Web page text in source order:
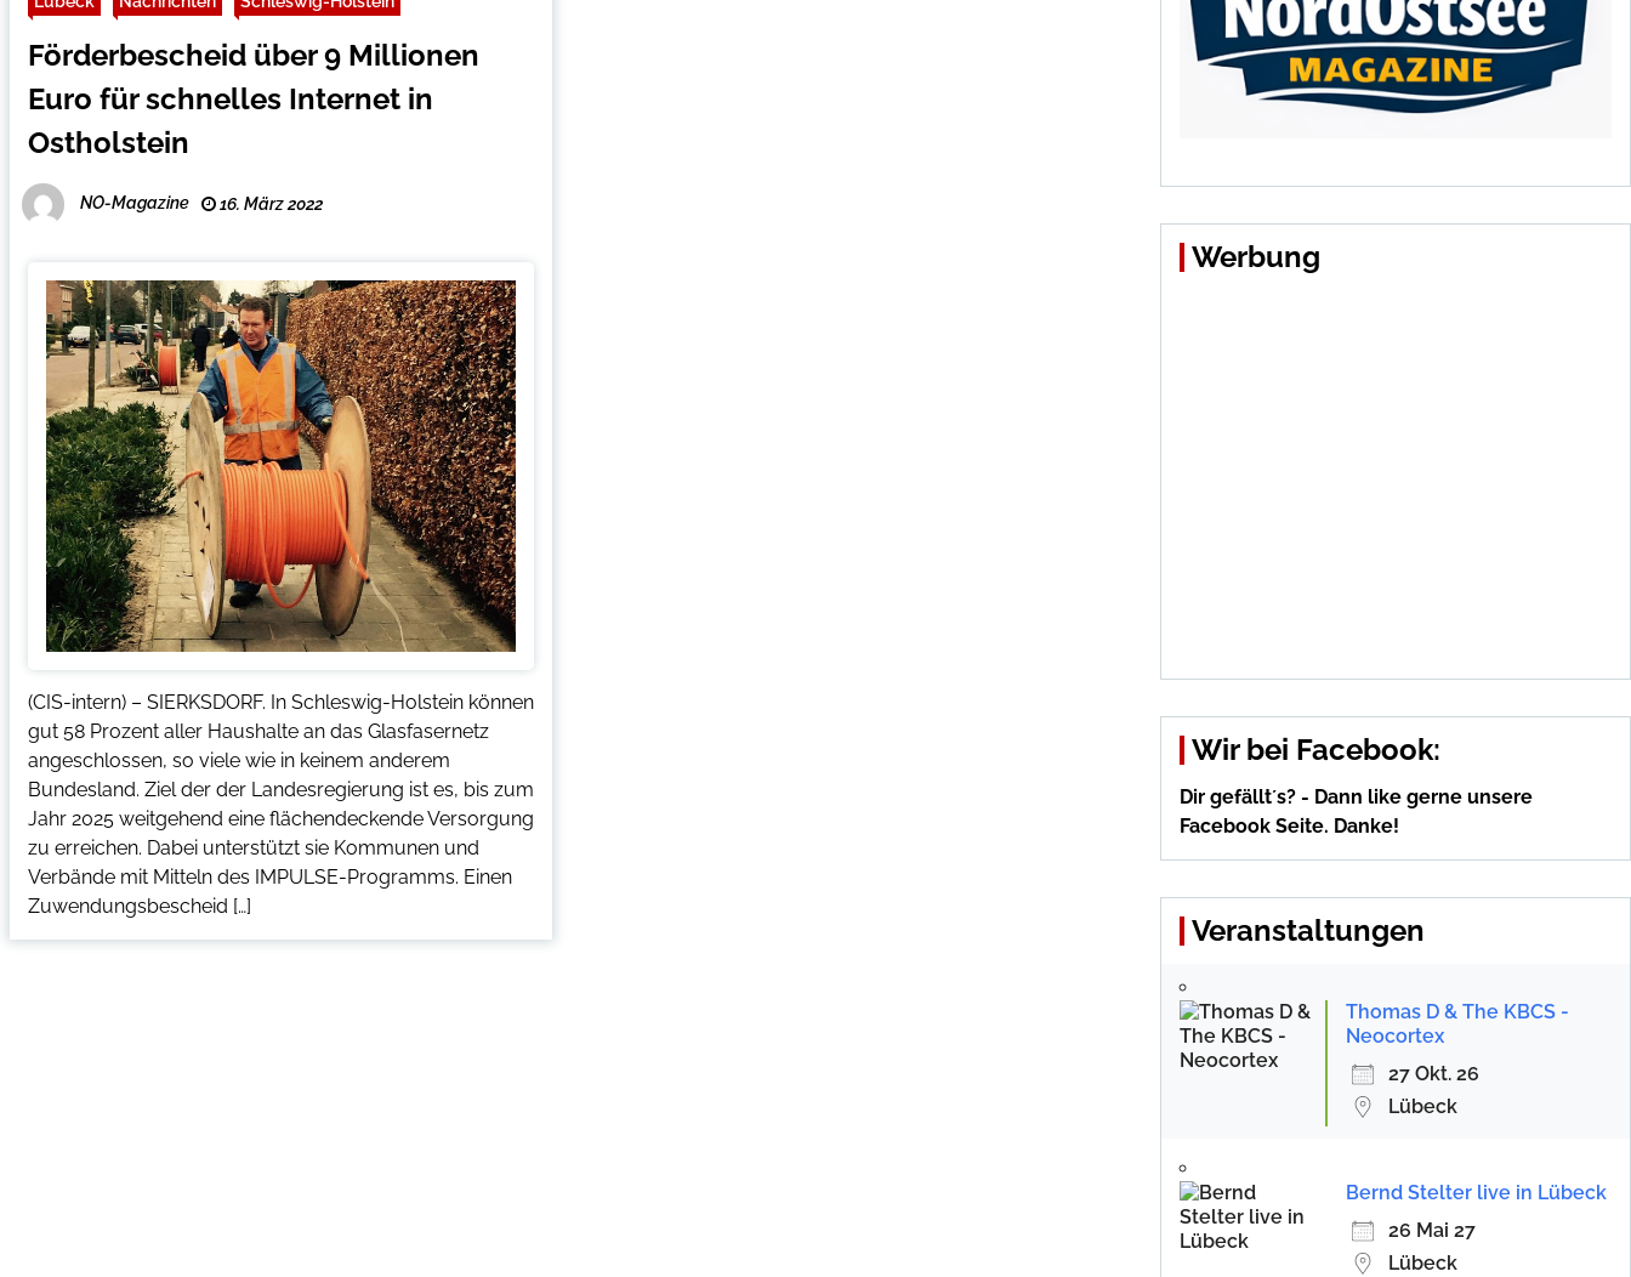
Förderbescheid über 9 Millionen
Euro für schnelles Internet in
Ostholstein
NO-Magazine 16. März 2022
(CIS-intern) – SIERKSDORF. In Schleswig-Holstein können
gut 58 Prozent aller Haushalte an das Glasfasernetz
angeschlossen, so viele wie in keinem anderem
Bundesland. Ziel der der Landesregierung ist es, bis zum
Jahr 2025 weitgehend eine flächendeckende Versorgung
zu erreichen. Dabei unterstützt sie Kommunen und
Verbände mit Mitteln des IMPULSE-Programms. Einen
Zuwendungsbescheid […]
Werbung
Wir bei Facebook:
Dir gefällt´s? - Dann like gerne unsere
Facebook Seite. Danke!
Veranstaltungen
Thomas D & The KBCS -
Neocortex
27 Okt. 26
Lübeck
Bernd Stelter live in Lübeck
26 Mai 27
Lübeck